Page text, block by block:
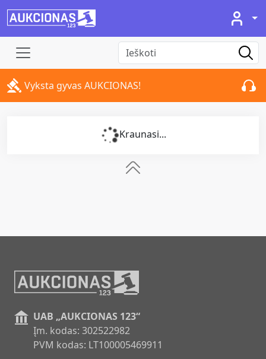
Vyksta gyvas AUKCIONAS!
Kraunasi...
UAB „AUKCIONAS 123“
Įm. kodas: 302522982
PVM kodas: LT100005469911